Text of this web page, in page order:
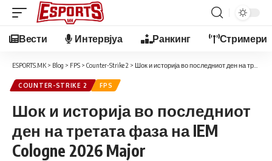
Вести Интервјуа Ранкинг Стримери
ESPORTS.MK > Blog > FPS > Counter-Strike 2 > Шок и историја во последниот ден на третата фаза на IEM Cologne 2026 Major
COUNTER-STRIKE 2 FPS
Шок и историја во последниот
ден на третата фаза на IEM
Cologne 2026 Major